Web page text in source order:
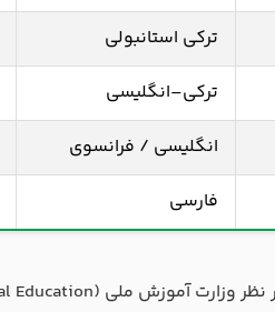
ترکی استانبولی
ترکی–انگلیسی
انگلیسی / فرانسوی
فارسی